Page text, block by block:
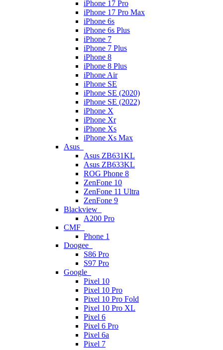
iPhone 17 Pro
iPhone 17 Pro Max
iPhone 6s
iPhone 6s Plus
iPhone 7
iPhone 7 Plus
iPhone 8
iPhone 8 Plus
iPhone Air
iPhone SE
iPhone SE (2020)
iPhone SE (2022)
iPhone X
iPhone Xr
iPhone Xs
iPhone Xs Max
Asus
Asus ZB631KL
Asus ZB633KL
ROG Phone 8
ZenFone 10
ZenFone 11 Ultra
ZenFone 9
Blackview
A200 Pro
CMF
Phone 1
Doogee
S86 Pro
S97 Pro
Google
Pixel 10
Pixel 10 Pro
Pixel 10 Pro Fold
Pixel 10 Pro XL
Pixel 6
Pixel 6 Pro
Pixel 6a
Pixel 7